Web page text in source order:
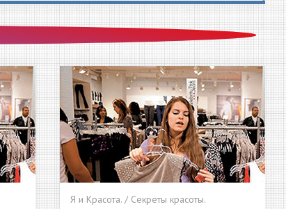
Я и Красота. / Секреты красоты.